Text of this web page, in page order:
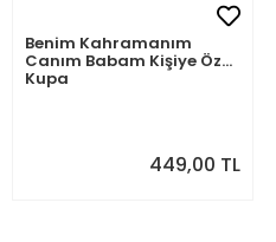
Benim Kahramanım
Canım Babam Kişiye Özel
Kupa
449,00 TL